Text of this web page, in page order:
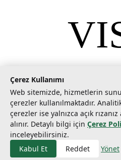
2026Tarımcom Tarım ve